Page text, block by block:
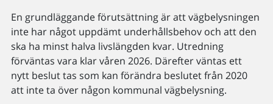
En grundläggande förutsättning är att vägbelysningen
inte har något uppdämt underhållsbehov och att den
ska ha minst halva livslängden kvar. Utredning
förväntas vara klar våren 2026. Därefter väntas ett
nytt beslut tas som kan förändra beslutet från 2020
att inte ta över någon kommunal vägbelysning.